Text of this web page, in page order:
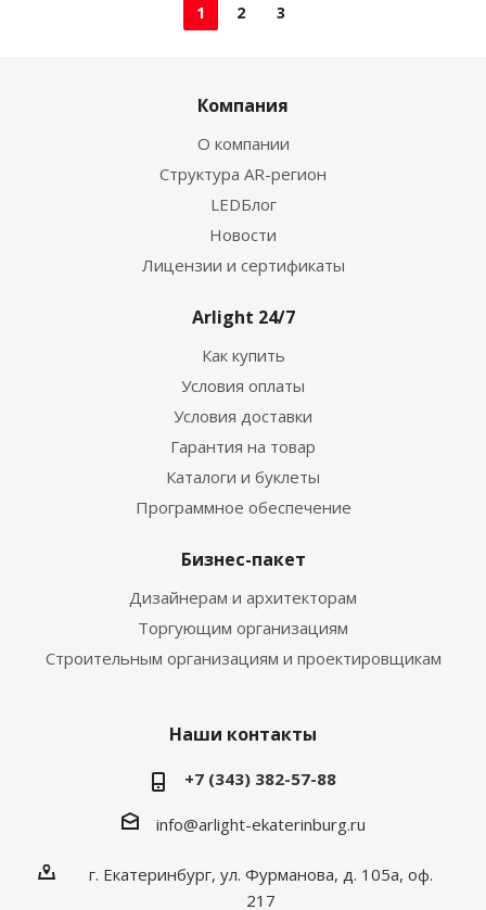
1 2 3
Компания
О компании
Структура AR-регион
LEDБлог
Новости
Лицензии и сертификаты
Arlight 24/7
Как купить
Условия оплаты
Условия доставки
Гарантия на товар
Каталоги и буклеты
Программное обеспечение
Бизнес-пакет
Дизайнерам и архитекторам
Торгующим организациям
Строительным организациям и проектировщикам
Наши контакты
+7 (343) 382-57-88
info@arlight-ekaterinburg.ru
г. Екатеринбург, ул. Фурманова, д. 105а, оф.
217